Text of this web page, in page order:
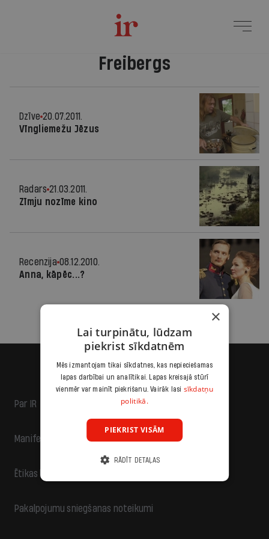
Freibergs
Dzīve 20.07.2011.
Vīngliemežu Jēzus
Radars 21.03.2011.
Zīmju nozīme kino
Recenzija 08.12.2010.
Anna, kāpēc...?
Par IR
Manifests
Ētikas kodekss
Pakalpojumu sniegšanas noteikumi
×
Lai turpinātu, lūdzam
piekrist sīkdatnēm
Mēs izmantojam tikai sīkdatnes, kas nepieciešamas
lapas darbībai un analītikai. Lapas kreisajā stūrī
vienmēr var mainīt piekrišanu. Vairāk lasi sīkdatņu
politikā.
PIEKRIST VISĀM
RĀDĪT DETAĻAS